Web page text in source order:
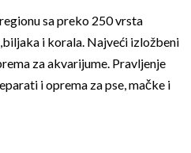
sa preko 250 vrsta
i korala. Najveći izložbeni
za akvarijume. Pravljenje
i oprema za pse, mačke i